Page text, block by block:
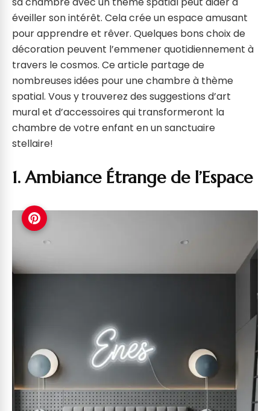
éveiller son intérêt. Cela crée un espace amusant
pour apprendre et rêver. Quelques bons choix de
décoration peuvent l’emmener quotidiennement à
travers le cosmos. Ce article partage de
nombreuses idées pour une chambre à thème
spatial. Vous y trouverez des suggestions d’art
mural et d’accessoires qui transformeront la
chambre de votre enfant en un sanctuaire
stellaire!
1. Ambiance Étrange de l’Espace